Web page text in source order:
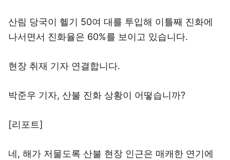
산림 당국이 헬기 50여 대를 투입해 이틀째 진화에
나서면서 진화율은 60%를 보이고 있습니다.
현장 취재 기자 연결합니다.
박준우 기자, 산불 진화 상황이 어떻습니까?
[리포트]
네, 해가 저물도록 산불 현장 인근은 매캐한 연기에